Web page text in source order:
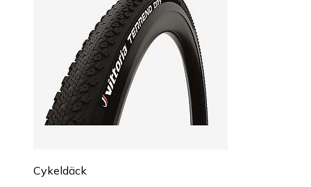
Cykeldäck